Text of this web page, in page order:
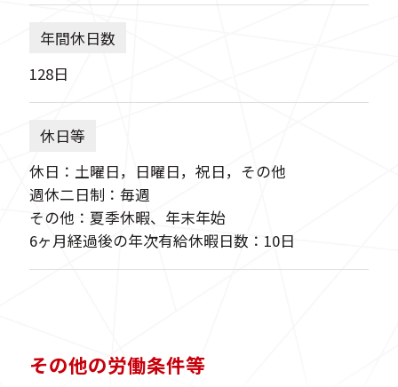
年間休日数
128日
休日等
休日：土曜日，日曜日，祝日，その他
週休二日制：毎週
その他：夏季休暇、年末年始
6ヶ月経過後の年次有給休暇日数：10日
その他の労働条件等